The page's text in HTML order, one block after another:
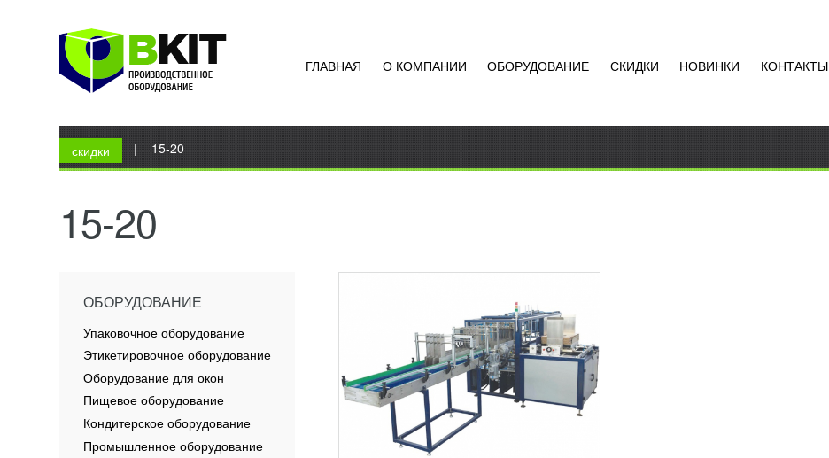
ГЛАВНАЯ О КОМПАНИИ ОБОРУДОВАНИЕ СКИДКИ НОВИНКИ КОНТАКТЫ
Вы здесь
Главная | 15-20
15-20
УЗНАТЬ ЦЕНУ
Картонажная машина отличается
высоким уровнем автоматизации.
Благодаря эффективной и надежной
ОБОРУДОВАНИЕ
Упаковочное оборудование
Этикетировочное оборудование
Оборудование для окон
Пищевое оборудование
Кондитерское оборудование
Промышленное оборудование
скидки